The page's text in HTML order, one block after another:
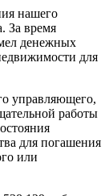
нашего
За время
денежных
для
управляющего,
работы
для погашения
или